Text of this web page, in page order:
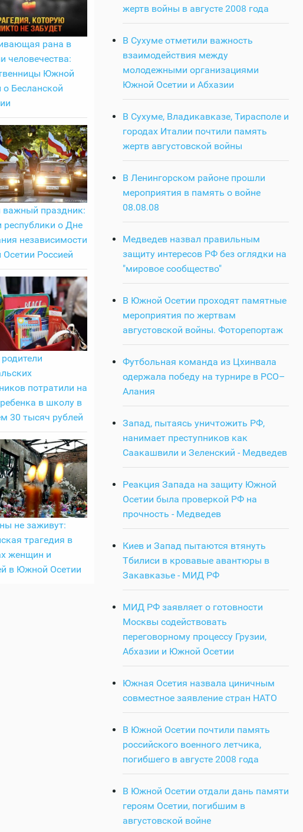
рана в
человечества:
Южной
о Бесланской
праздник:
республики о Дне
независимости
Россией
потратили на
в школу в
30 тысяч рублей
не заживут:
трагедия в
женщин и
в Южной Осетии
жертв войны в августе 2008 года
В Сухуме отметили важность
взаимодействия между
молодежными организациями
Южной Осетии и Абхазии
В Сухуме, Владикавказе, Тирасполе и
городах Италии почтили память
жертв августовской войны
В Ленингорском районе прошли
мероприятия в память о войне
08.08.08
Медведев назвал правильным
защиту интересов РФ без оглядки на
"мировое сообщество"
В Южной Осетии проходят памятные
мероприятия по жертвам
августовской войны. Фоторепортаж
Футбольная команда из Цхинвала
одержала победу на турнире в РСО–
Алания
Запад, пытаясь уничтожить РФ,
нанимает преступников как
Саакашвили и Зеленский - Медведев
Реакция Запада на защиту Южной
Осетии была проверкой РФ на
прочность - Медведев
Киев и Запад пытаются втянуть
Тбилиси в кровавые авантюры в
Закавказье - МИД РФ
МИД РФ заявляет о готовности
Москвы содействовать
переговорному процессу Грузии,
Абхазии и Южной Осетии
Южная Осетия назвала циничным
совместное заявление стран НАТО
В Южной Осетии почтили память
российского военного летчика,
погибшего в августе 2008 года
В Южной Осетии отдали дань памяти
героям Осетии, погибшим в
августовской войне